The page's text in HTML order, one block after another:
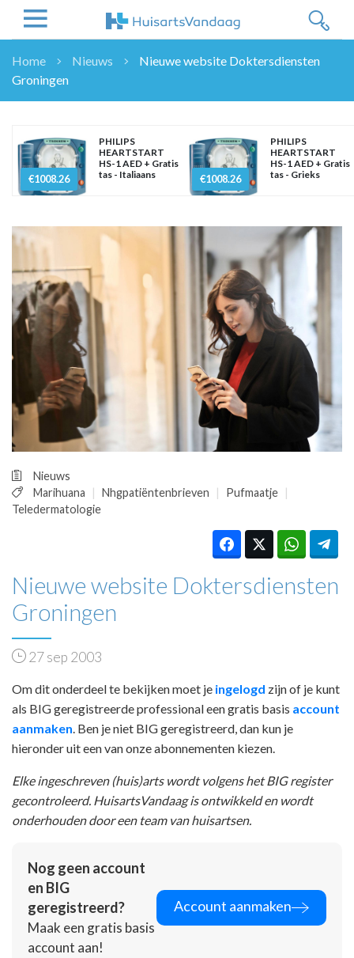
OVERHEID
WETENSCHAP
ZORGVERZEKERAARS
NASCHOLINGEN
DOSSIER
ENQUÊTES
NHG
LHV
OPINIE
HUISARTSENPOST
PRAKTIJKZAKEN
TARIEVEN
VPHUISARTSEN
MEDISCHE VAKHANDEL
REGISTRATIE
Home Nieuws
Nieuwe website Doktersdiensten
Groningen
€1008.26
PHILIPS
HEARTSTART
HS-1 AED + Gratis
tas - Italiaans
€1008.26
PHILIPS
HEARTSTART
HS-1 AED + Gratis
tas - Grieks
Nieuws
Marihuana
Nhgpatiëntenbrieven
Pufmaatje
Teledermatologie
Nieuwe website Doktersdiensten
Groningen
27 sep 2003
Om dit onderdeel te bekijken moet je ingelogd zijn of je kunt
als BIG geregistreerde professional een gratis basis account
aanmaken . Ben je niet BIG geregistreerd, dan kun je
hieronder uit een van onze abonnementen kiezen.
Elke ingeschreven (huis)arts wordt volgens het BIG register
gecontroleerd. HuisartsVandaag is ontwikkeld en wordt
onderhouden door een team van huisartsen.
Nog geen account
en BIG
geregistreerd?
Maak een gratis basis
account aan!
Account aanmaken